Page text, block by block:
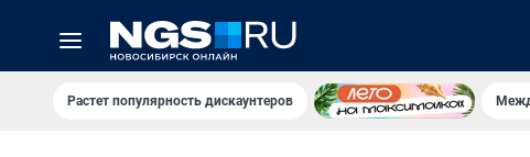
Растет популярность дискаунтеров